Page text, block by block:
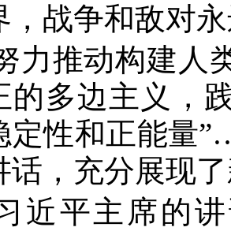
，战争和敌对
力推动构建人
的多边主义，
定性和正能量
话，充分展现
近平主席的